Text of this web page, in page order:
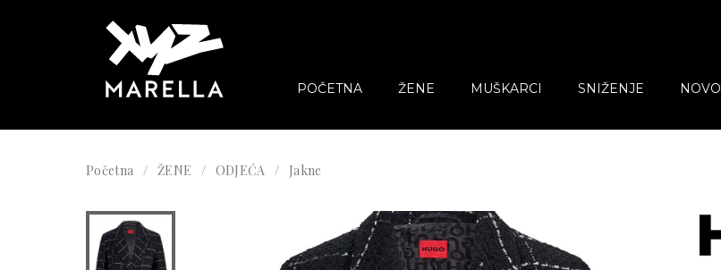
POČETNA ŽENE MUŠKARCI SNIŽENJE NOVO
Početna ŽENE ODJEĆA Jakne